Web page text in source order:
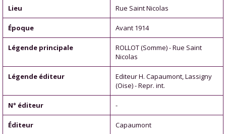
Lieu Rue Saint Nicolas
Époque Avant 1914
Légende principale
ROLLOT (Somme) - Rue Saint
Nicolas
Légende éditeur
Editeur H. Capaumont, Lassigny
(Oise) - Repr. int.
N° éditeur -
Éditeur Capaumont